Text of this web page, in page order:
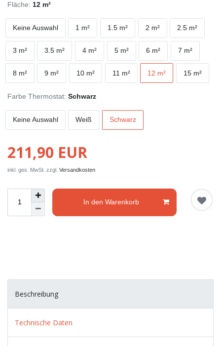
Fläche: 12 m²
Keine Auswahl 1 m² 1.5 m² 2 m² 2.5 m²
3 m² 3.5 m² 4 m² 5 m² 6 m² 7 m²
8 m² 9 m² 10 m² 11 m² 12 m² 15 m²
Farbe Thermostat: Schwarz
Keine Auswahl Weiß Schwarz
211,90 EUR
inkl. ges. MwSt. zzgl. Versandkosten
In den Warenkorb
Beschreibung
Technische Daten